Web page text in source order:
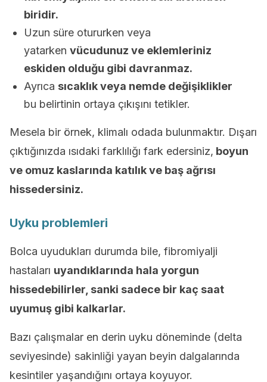
biridir.
Uzun süre otururken veya
yatarken vücudunuz ve eklemleriniz
eskiden olduğu gibi davranmaz.
Ayrıca sıcaklık veya nemde değişiklikler
bu belirtinin ortaya çıkışını tetikler.
Mesela bir örnek, klimalı odada bulunmaktır. Dışarı
çıktığınızda ısıdaki farklılığı fark edersiniz, boyun
ve omuz kaslarında katılık ve baş ağrısı
hissedersiniz.
Uyku problemleri
Bolca uyudukları durumda bile, fibromiyalji
hastaları uyandıklarında hala yorgun
hissedebilirler, sanki sadece bir kaç saat
uyumuş gibi kalkarlar.
Bazı çalışmalar en derin uyku döneminde (delta
seviyesinde) sakinliği yayan beyin dalgalarında
kesintiler yaşandığını ortaya koyuyor.